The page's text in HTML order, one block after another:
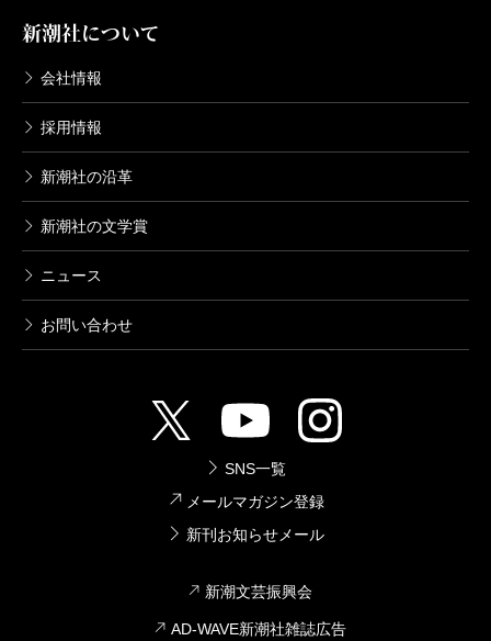
新潮社について
会社情報
採用情報
新潮社の沿革
新潮社の文学賞
ニュース
お問い合わせ
SNS一覧
メールマガジン登録
新刊お知らせメール
新潮文芸振興会
AD-WAVE新潮社雑誌広告